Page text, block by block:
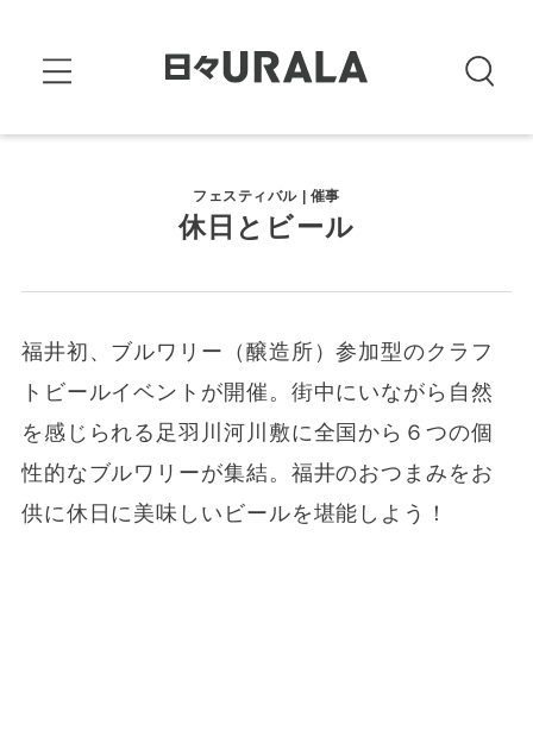
フェスティバル | 催事
休日とビール
福井初、ブルワリー（醸造所）参加型のクラフ
トビールイベントが開催。街中にいながら自然
を感じられる足羽川河川敷に全国から６つの個
性的なブルワリーが集結。福井のおつまみをお
供に休日に美味しいビールを堪能しよう！